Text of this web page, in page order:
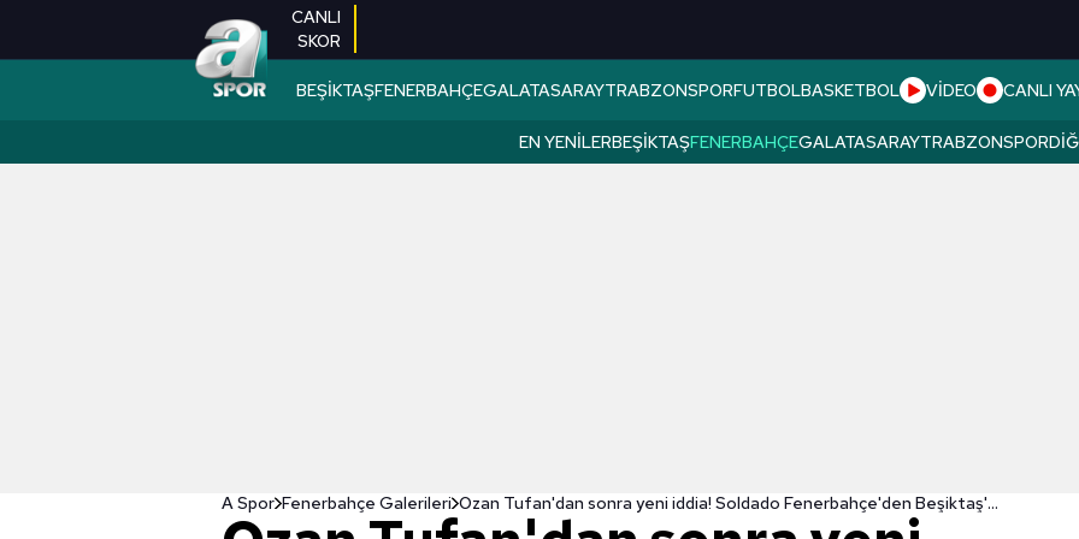
CANLI
SKOR
BEŞİKTAŞFENERBAHÇEGALATASARAYTRABZONSPORFUTBOLBASKETBOL VİDEO CANLI
EN YENILERBEŞIKTAŞFENERBAHÇEGALATASARAYTRABZONSPOR
A Spor Fenerbahçe Galerileri Ozan Tufan'dan sonra yeni iddia! Soldado Fenerbahçe'den Beşiktaş'a...